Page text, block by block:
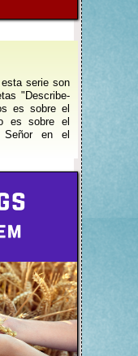
serie son
"Describe-
es sobre el
es sobre el
Señor en el